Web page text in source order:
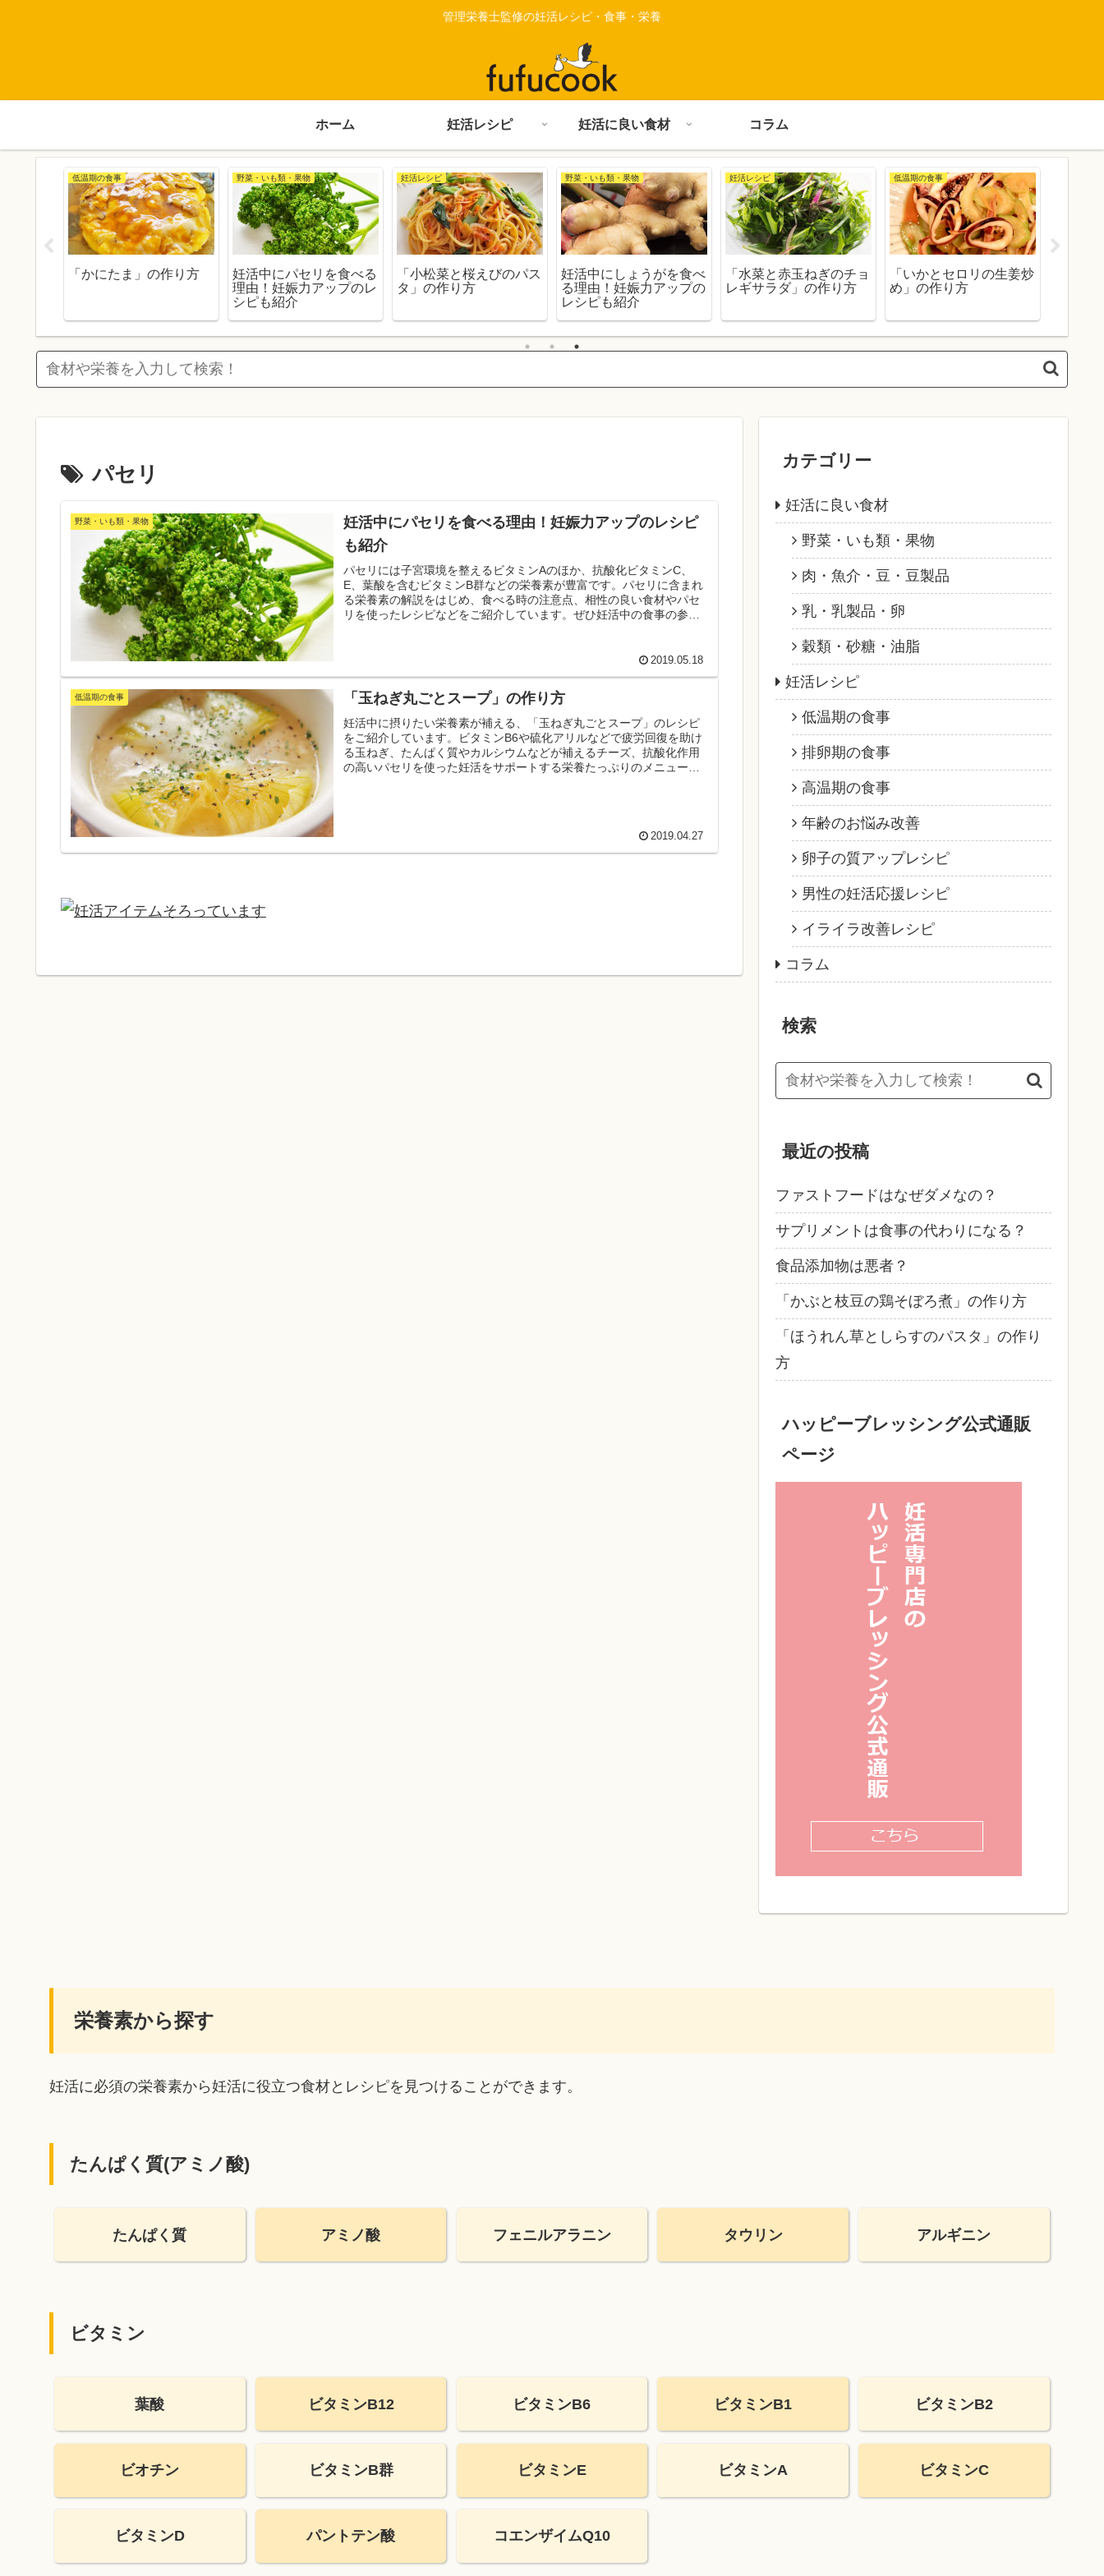
管理栄養士監修の妊活レシピ・食事・栄養
ホーム 妊活レシピ 妊活に良い食材 コラム
低温期の食事
「かにたま」の作り方
野菜・いも類・果物
妊活中にパセリを食べる
理由！妊娠力アップのレ
シピも紹介
妊活レシピ
「小松菜と桜えびのパス
タ」の作り方
野菜・いも類・果物
妊活中にしょうがを食べ
る理由！妊娠力アップの
レシピも紹介
妊活レシピ
「水菜と赤玉ねぎのチョ
レギサラダ」の作り方
低温期の食事
「いかとセロリの生姜炒
め」の作り方
パセリ
野菜・いも類・果物
妊活中にパセリを食べる理由！妊娠力アップのレシピ
も紹介
パセリには子宮環境を整えるビタミンAのほか、抗酸化ビタミンC、
E、葉酸を含むビタミンB群などの栄養素が豊富です。パセリに含まれ
る栄養素の解説をはじめ、食べる時の注意点、相性の良い食材やパセ
リを使ったレシピなどをご紹介しています。ぜひ妊活中の食事の参考
2019.05.18
低温期の食事 「玉ねぎ丸ごとスープ」の作り方
妊活中に摂りたい栄養素が補える、「玉ねぎ丸ごとスープ」のレシピ
をご紹介しています。ビタミンB6や硫化アリルなどで疲労回復を助け
る玉ねぎ、たんぱく質やカルシウムなどが補えるチーズ、抗酸化作用
の高いパセリを使った妊活をサポートする栄養たっぷりのメニューで
2019.04.27
カテゴリー
妊活に良い食材
野菜・いも類・果物
肉・魚介・豆・豆製品
乳・乳製品・卵
穀類・砂糖・油脂
妊活レシピ
低温期の食事
排卵期の食事
高温期の食事
年齢のお悩み改善
卵子の質アップレシピ
男性の妊活応援レシピ
イライラ改善レシピ
コラム
検索
最近の投稿
ファストフードはなぜダメなの？
サプリメントは食事の代わりになる？
食品添加物は悪者？
「かぶと枝豆の鶏そぼろ煮」の作り方
「ほうれん草としらすのパスタ」の作り
方
ハッピーブレッシング公式通販
ページ
栄養素から探す
妊活に必須の栄養素から妊活に役立つ食材とレシピを見つけることができます。
たんぱく質(アミノ酸)
たんぱく質 アミノ酸 フェニルアラニン タウリン アルギニン
ビタミン
葉酸 ビタミンB12 ビタミンB6 ビタミンB1 ビタミンB2
ビオチン ビタミンB群 ビタミンE ビタミンA ビタミンC
ビタミンD パントテン酸 コエンザイムQ10